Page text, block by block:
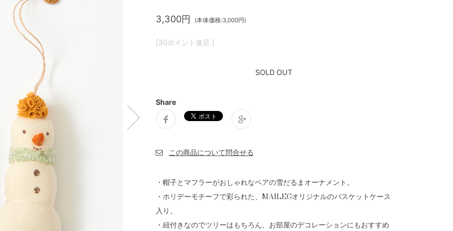
3,300円 (本体価格:3,000円)
[30ポイント進呈 ]
SOLD OUT
Share
・帽子とマフラーがおしゃれなペアの雪だるまオーナメント。
・ホリデーモチーフで彩られた、MAILEGオリジナルのバスケットケース
入り。
・紐付きなのでツリーはもちろん、お部屋のデコレーションにもおすすめ